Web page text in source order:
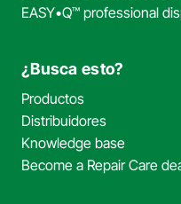
EASY•Q™ professional
¿Busca esto?
Productos
Distribuidores
Knowledge base
Become a Repair Care